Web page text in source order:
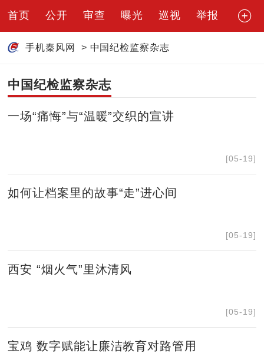
首页 公开 审查 曝光 巡视 举报
手机秦风网 > 中国纪检监察杂志
中国纪检监察杂志
一场“痛悔”与“温暖”交织的宣讲
[05-19]
如何让档案里的故事“走”进心间
[05-19]
西安 “烟火气”里沐清风
[05-19]
宝鸡 数字赋能让廉洁教育对路管用